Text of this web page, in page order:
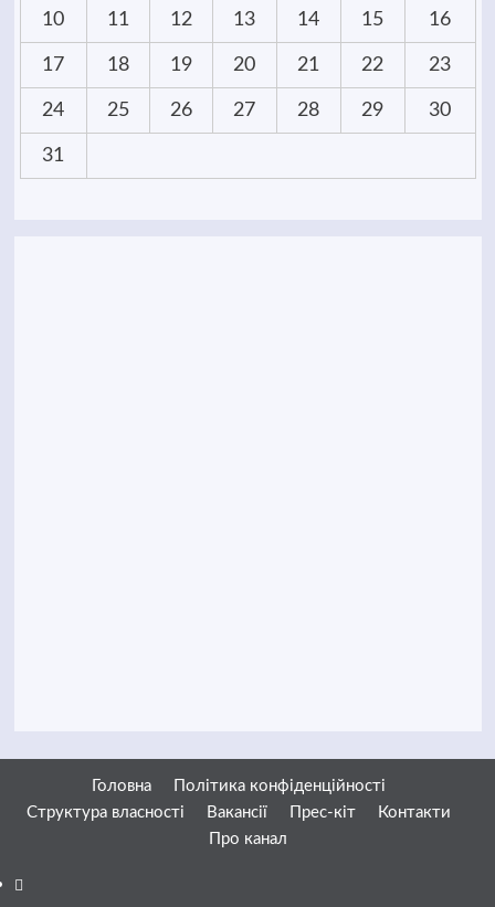
10 11 12 13 14 15 16
17 18 19 20 21 22 23
24 25 26 27 28 29 30
31
Головна
Політика конфіденційності
Структура власності
Вакансії Прес-кіт
Контакти
Про канал
Facebook